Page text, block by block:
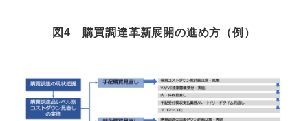
図4 購買調達革新展開の進め方（例）